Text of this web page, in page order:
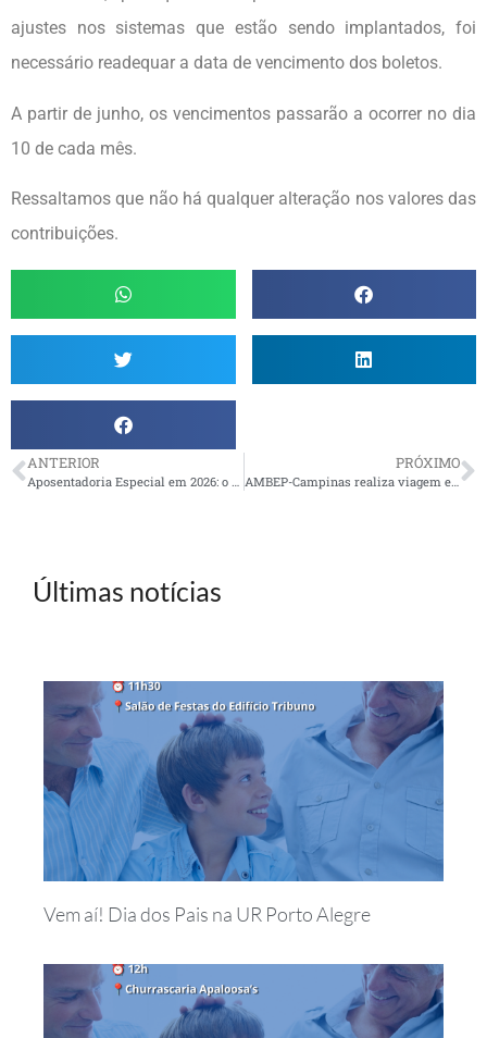
ajustes nos sistemas que estão sendo implantados, foi
necessário readequar a data de vencimento dos boletos.
A partir de junho, os vencimentos passarão a ocorrer no dia
10 de cada mês.
Ressaltamos que não há qualquer alteração nos valores das
contribuições.
ANTERIOR
Aposentadoria Especial em 2026: o que realmente pode mudar no STF e no Congresso Nacional?
PRÓXIMO
AMBEP-Campinas realiza viagem em São Lourenço (MG)
Últimas notícias
Vem aí! Dia dos Pais na UR Porto Alegre